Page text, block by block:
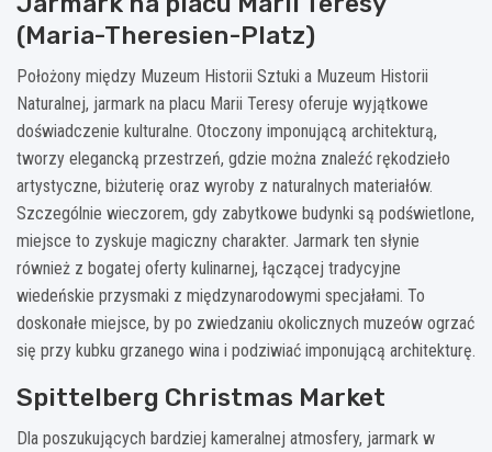
(Maria-Theresien-Platz)
Położony między Muzeum Historii Sztuki a Muzeum Historii
Naturalnej, jarmark na placu Marii Teresy oferuje wyjątkowe
doświadczenie kulturalne. Otoczony imponującą architekturą,
tworzy elegancką przestrzeń, gdzie można znaleźć rękodzieło
artystyczne, biżuterię oraz wyroby z naturalnych materiałów.
Szczególnie wieczorem, gdy zabytkowe budynki są podświetlone,
miejsce to zyskuje magiczny charakter. Jarmark ten słynie
również z bogatej oferty kulinarnej, łączącej tradycyjne
wiedeńskie przysmaki z międzynarodowymi specjałami. To
doskonałe miejsce, by po zwiedzaniu okolicznych muzeów ogrzać
się przy kubku grzanego wina i podziwiać imponującą architekturę.
Spittelberg Christmas Market
Dla poszukujących bardziej kameralnej atmosfery, jarmark w